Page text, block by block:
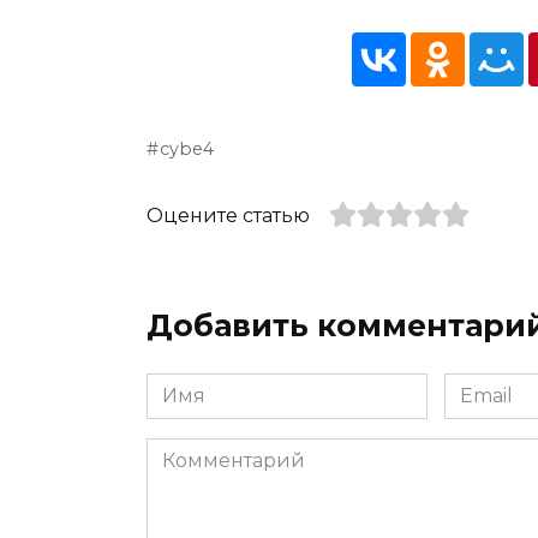
cybe4
Оцените статью
Добавить
Имя
*
Email
*
Комментарий